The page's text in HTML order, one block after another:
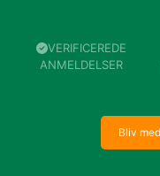
VERIFICEREDE
ANMELDELSER
Bliv